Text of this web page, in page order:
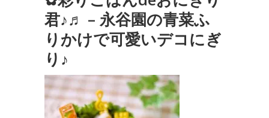
君♪♬ – 永谷園の青菜ふ
りかけで可愛いデコにぎ
り♪